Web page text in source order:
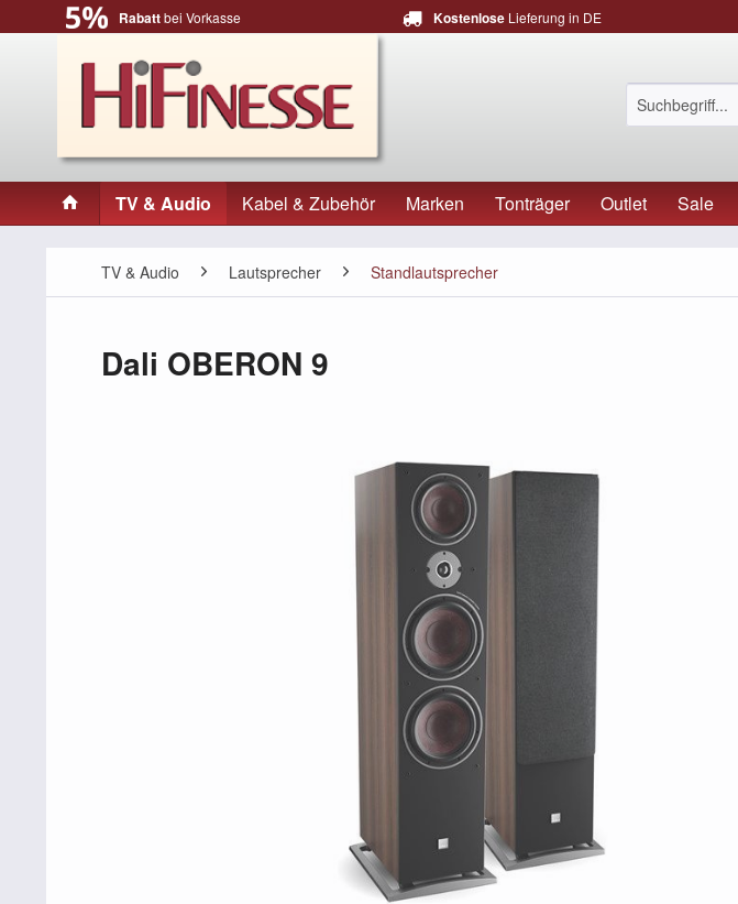
Rabattbei Vorkasse Kostenlose Lieferung in DE
TV & Audio Kabel & Zubehör Marken Tonträger Outlet Sale
TV & Audio Lautsprecher Standlautsprecher
Dali OBERON 9